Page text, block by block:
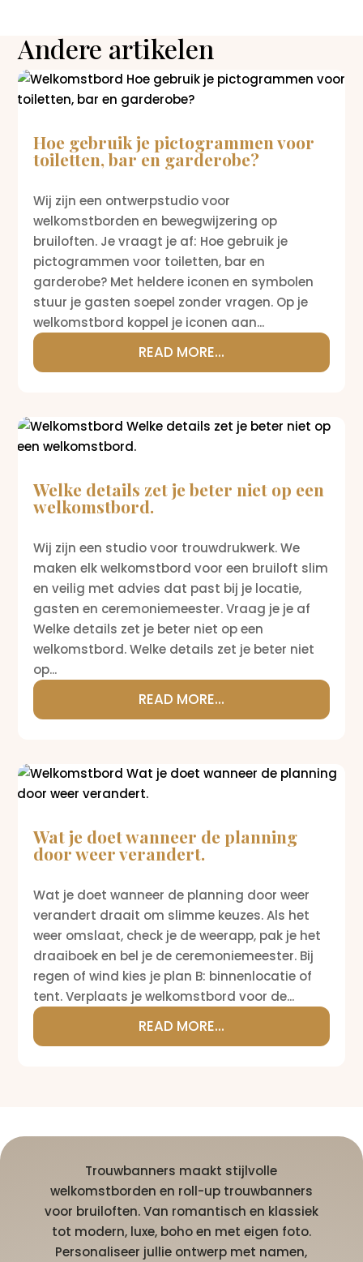
Andere artikelen
Hoe gebruik je pictogrammen voor
toiletten, bar en garderobe?
Wij zijn een ontwerpstudio voor
welkomstborden en bewegwijzering op
bruiloften. Je vraagt je af: Hoe gebruik je
pictogrammen voor toiletten, bar en
garderobe? Met heldere iconen en symbolen
stuur je gasten soepel zonder vragen. Op je
welkomstbord koppel je iconen aan...
READ MORE...
Welke details zet je beter niet op een
welkomstbord.
Wij zijn een studio voor trouwdrukwerk. We
maken elk welkomstbord voor een bruiloft slim
en veilig met advies dat past bij je locatie,
gasten en ceremoniemeester. Vraag je je af
Welke details zet je beter niet op een
welkomstbord. Welke details zet je beter niet
op...
READ MORE...
Wat je doet wanneer de planning
door weer verandert.
Wat je doet wanneer de planning door weer
verandert draait om slimme keuzes. Als het
weer omslaat, check je de weerapp, pak je het
draaiboek en bel je de ceremoniemeester. Bij
regen of wind kies je plan B: binnenlocatie of
tent. Verplaats je welkomstbord voor de...
READ MORE...
Trouwbanners maakt stijlvolle
welkomstborden en roll-up trouwbanners
voor bruiloften. Van romantisch en klassiek
tot modern, luxe, boho en met eigen foto.
Personaliseer jullie ontwerp met namen,